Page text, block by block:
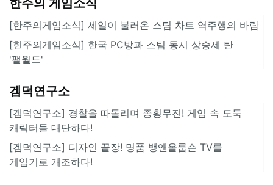
[한주의게임소식] 세일이 불러온 스팀 차트 역주행의 바람
[힌주의게임소식] 한국 PC방과 스팀 동시 상승세 탄
'팰월드'
겜덕연구소
[겜덕연구소] 경찰을 따돌리며 종횡무진! 게임 속 도둑
캐릭터들 대단하다!
[겜덕연구소] 디자인 끝장! 명품 뱅앤올룹슨 TV를
게임기로 개조하다!